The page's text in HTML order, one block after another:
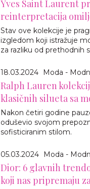
Yves Saint Laurent
reinterpretacija
Stav ove kolekcije je
izgledom koji istražuje
za razliku od prethodnih
18.03.2024 Moda -
Ralph Lauren
klasičnih silueta sa
Nakon četiri godine
oduševio svojom
sofisticiranim stilom.
05.03.2024 Moda -
Dior: 6 glavnih
koji nas pripremaju